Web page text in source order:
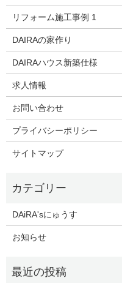
リフォーム施工事例 1
DAIRAの家作り
DAIRAハウス新築仕様
求人情報
お問い合わせ
プライバシーポリシー
サイトマップ
DAiRA'sにゅうす
お知らせ